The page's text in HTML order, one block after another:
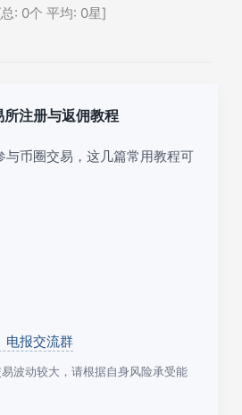
: 0个 平均: 0星]
注册与返佣教程
与币圈交易，这几篇常用教程可
电报交流群
波动较大，请根据自身风险承受能